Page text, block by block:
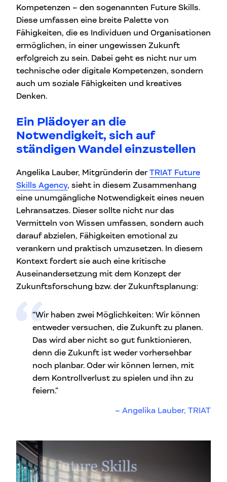
Kompetenzen – den sogenannten Future Skills.
Diese umfassen eine breite Palette von
Fähigkeiten, die es Individuen und Organisationen
ermöglichen, in einer ungewissen Zukunft
erfolgreich zu sein. Dabei geht es nicht nur um
technische oder digitale Kompetenzen, sondern
auch um soziale Fähigkeiten und kreatives
Denken.
Ein Plädoyer an die
Notwendigkeit, sich auf
ständigen Wandel einzustellen
Angelika Lauber, Mitgründerin derTRIAT Future
Skills Agency, sieht in diesem Zusammenhang
eine unumgängliche Notwendigkeit eines neuen
Lehransatzes. Dieser sollte nicht nur das
Vermitteln von Wissen umfassen, sondern auch
darauf abzielen, Fähigkeiten emotional zu
verankern und praktisch umzusetzen. In diesem
Kontext fordert sie auch eine kritische
Auseinandersetzung mit dem Konzept der
Zukunftsforschung bzw. der Zukunftsplanung:
“Wir haben zwei Möglichkeiten: Wir können
entweder versuchen, die Zukunft zu planen.
Das wird aber nicht so gut funktionieren,
denn die Zukunft ist weder vorhersehbar
noch planbar. Oder wir können lernen, mit
dem Kontrollverlust zu spielen und ihn zu
feiern.”
Angelika Lauber, TRIAT